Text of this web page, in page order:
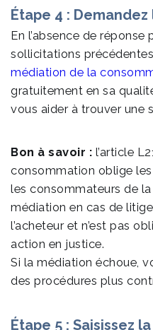
Étape 4 : Demandez
En l’absence de
sollicitations
médiation de la
gratuitement en sa
vous aider à trouver une
Bon à savoir : l’article
consommation oblige
les consommateurs de
médiation en cas de
l’acheteur et n’est pas
action en justice.
Si la médiation échoue,
des procédures plus
Étape 5 : Saisissez